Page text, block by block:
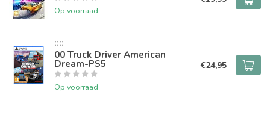
Op voorraad
00
00 Truck Driver American
Dream-PS5
Op voorraad
€24,95